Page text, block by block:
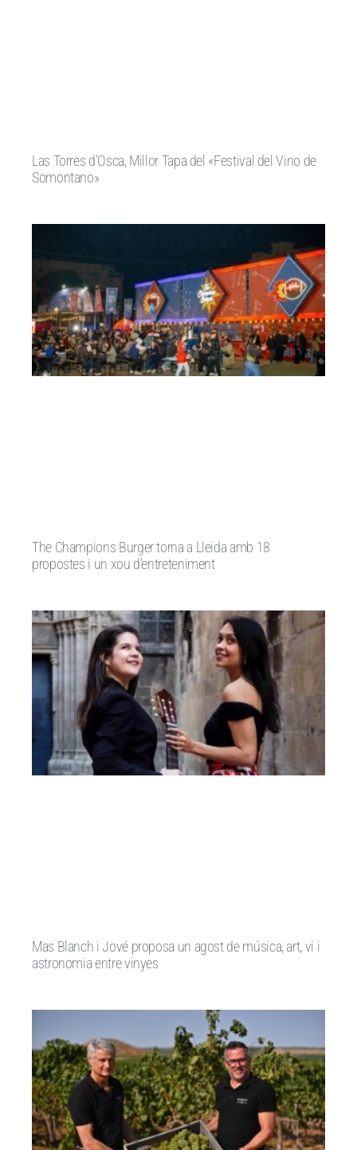
Las Torres d’Osca, Millor Tapa del «Festival del Vino de
Somontano»
The Champions Burger torna a Lleida amb 18
propostes i un xou d’entreteniment
Mas Blanch i Jové proposa un agost de música, art, vi i
astronomia entre vinyes